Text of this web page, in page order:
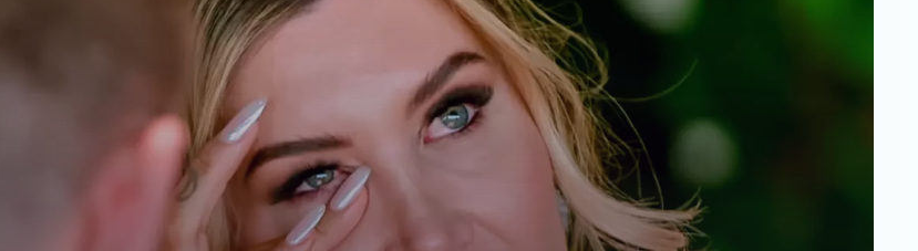
Download
Download
Download